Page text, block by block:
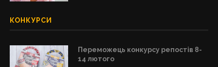
КОНКУРСИ
Переможець конкурсу репостів 8-
14 лютого